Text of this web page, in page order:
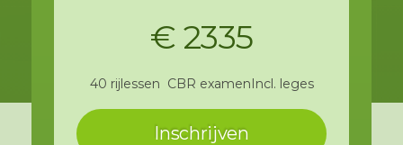
€ 2335
40 rijlessen CBR examenIncl. leges
Inschrijven